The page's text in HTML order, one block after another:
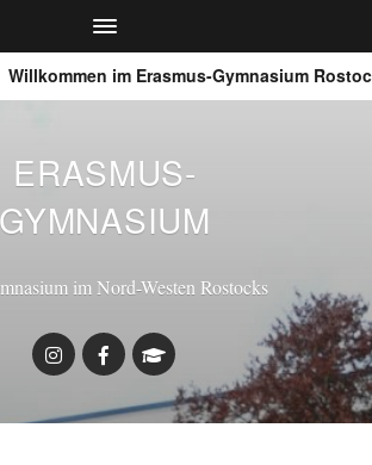
Willkommen im Erasmus-Gymnasium Rostock
ERASMUS-
GYMNASIUM
im Nord-Westen Rostocks